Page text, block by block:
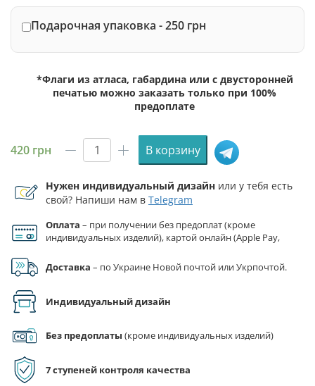
Подарочная упаковка - 250 грн
*Флаги из атласа, габардина или с двусторонней
печатью можно заказать только при 100%
предоплате
420 грн
Количество
Флаг
ВСУ
ОБТрО
камуфляж-
В корзину
Нужен индивидуальный дизайн или у тебя есть
свой? Напиши нам в Telegram
Оплата – при получении без предоплат (кроме
индивидуальных изделий), картой онлайн (Apple Pay,
Доставка – по Украине Новой почтой или Укрпочтой.
Индивидуальный дизайн
Без предоплаты (кроме индивидуальных изделий)
7 ступеней контроля качества